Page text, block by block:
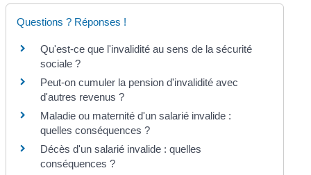
Questions ? Réponses !
Qu'est-ce que l'invalidité au sens de la sécurité
sociale ?
Peut-on cumuler la pension d'invalidité avec
d'autres revenus ?
Maladie ou maternité d'un salarié invalide :
quelles conséquences ?
Décès d'un salarié invalide : quelles
conséquences ?